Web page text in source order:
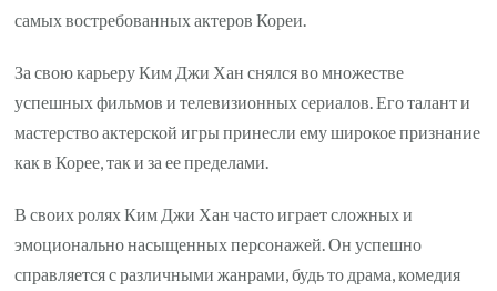
самых востребованных актеров Кореи.
За свою карьеру Ким Джи Хан снялся во множестве
успешных фильмов и телевизионных сериалов. Его талант и
мастерство актерской игры принесли ему широкое признание
как в Корее, так и за ее пределами.
В своих ролях Ким Джи Хан часто играет сложных и
эмоционально насыщенных персонажей. Он успешно
справляется с различными жанрами, будь то драма, комедия